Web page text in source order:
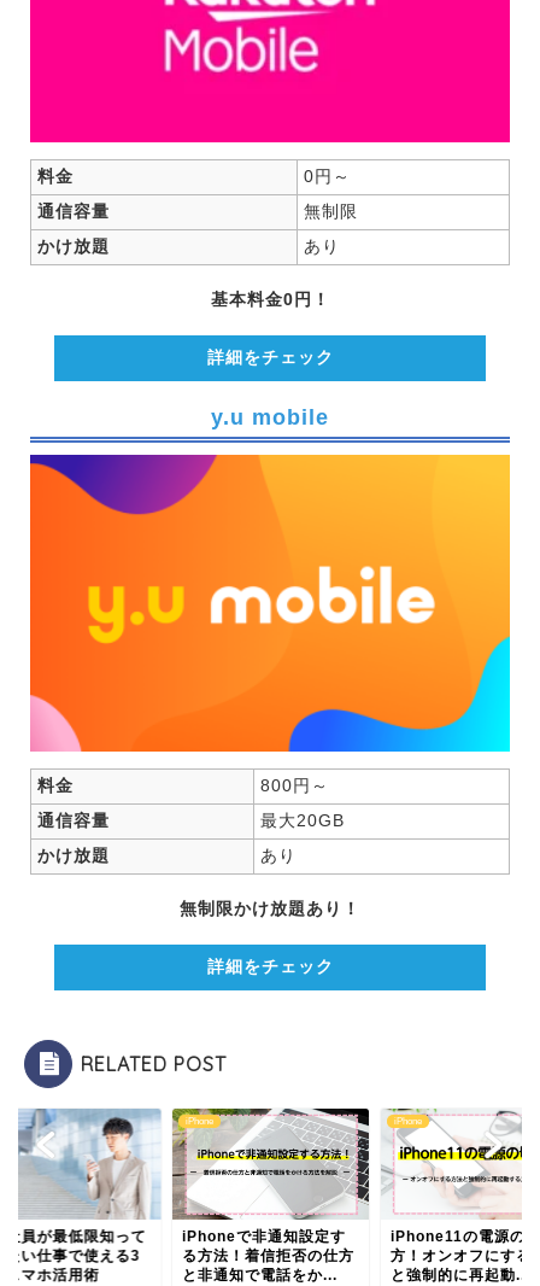
料金
0円～
通信容量
無制限
かけ放題
あり
基本料金0円！
詳細をチェック
y.u mobile
料金
800円～
通信容量
最大20GB
かけ放題
あり
無制限かけ放題あり！
詳細をチェック
RELATED POST
社員が最低限知って
たい仕事で使える3
スマホ活用術
iPhone
iPhoneで非通知設定す
る方法！着信拒否の仕方
と非通知で電話をか...
iPhone
iPhone11の電源の
方！オンオフにする
と強制的に再起動...